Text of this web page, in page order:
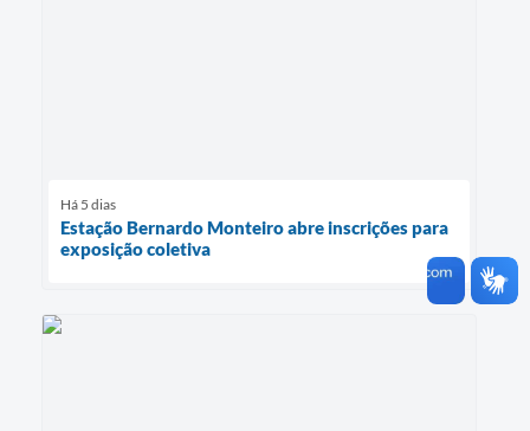
Há 5 dias
Estação Bernardo Monteiro abre inscrições para
exposição coletiva